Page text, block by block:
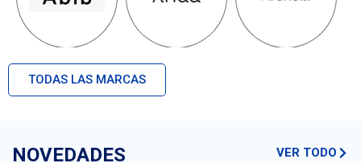
TODAS LAS MARCAS
NOVEDADES VER TODO